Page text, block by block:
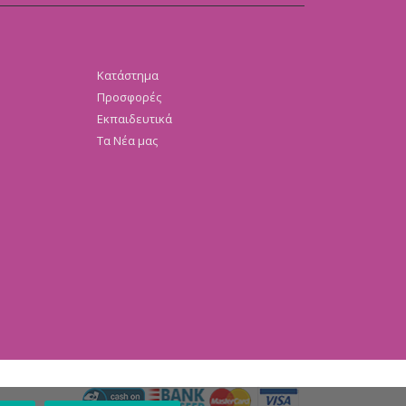
Κατάστημα
Προσφορές
Εκπαιδευτικά
Τα Νέα μας